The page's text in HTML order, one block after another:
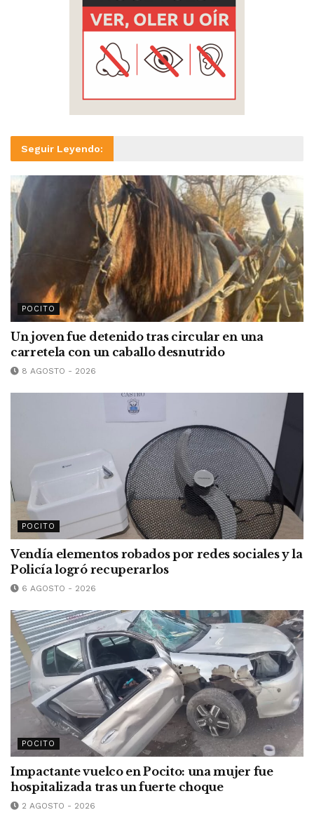
Seguir Leyendo:
POCITO
Un joven fue detenido tras circular en una
carretela con un caballo desnutrido
8 AGOSTO - 2026
POCITO
Vendía elementos robados por redes sociales y la
Policía logró recuperarlos
6 AGOSTO - 2026
POCITO
Impactante vuelco en Pocito: una mujer fue
hospitalizada tras un fuerte choque
2 AGOSTO - 2026